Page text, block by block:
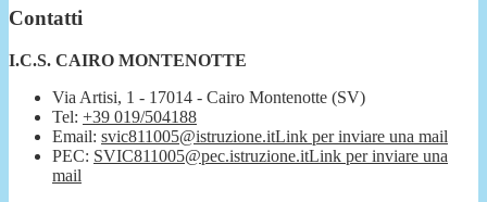
Contatti
I.C.S. CAIRO MONTENOTTE
Via Artisi, 1 - 17014 - Cairo Montenotte (SV)
Tel: +39 019/504188
Email: svic811005@istruzione.itLink per inviare una mail
PEC: SVIC811005@pec.istruzione.itLink per inviare una
mail